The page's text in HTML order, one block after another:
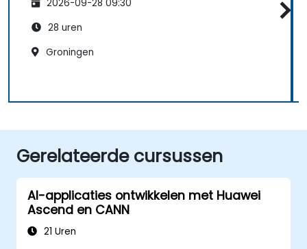
2026-09-28 09:30
28 uren
Groningen
Gerelateerde cursussen
AI-applicaties ontwikkelen met Huawei
Ascend en CANN
21 Uren